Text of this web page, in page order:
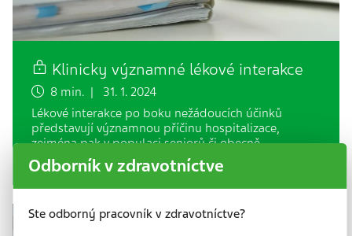
Klinicky významné lékové interakce
8 min. | 31. 1. 2024
Lékové interakce po boku nežádoucích účinků
představují významnou příčinu hospitalizace,
zejména pak v populaci seniorů či obecně
polymorbidních, a tedy…
Odborník v zdravotníctve
Ste odborný pracovník v zdravotníctve?